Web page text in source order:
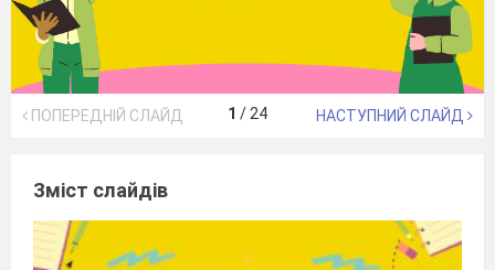
ПОПЕРЕДНІЙ СЛАЙД 1 / 24 НАСТУПНИЙ СЛАЙД
Зміст слайдів